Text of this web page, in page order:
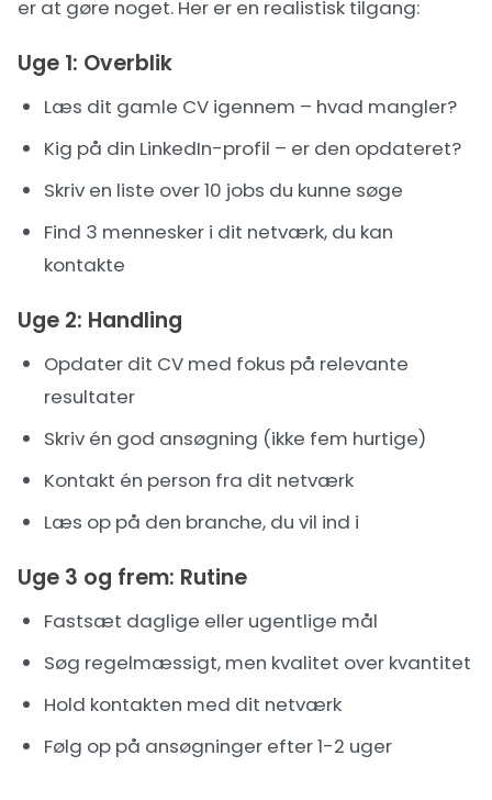
er at gøre noget. Her er en realistisk tilgang:
Uge 1: Overblik
Læs dit gamle CV igennem – hvad mangler?
Kig på din LinkedIn-profil – er den opdateret?
Skriv en liste over 10 jobs du kunne søge
Find 3 mennesker i dit netværk, du kan
kontakte
Uge 2: Handling
Opdater dit CV med fokus på relevante
resultater
Skriv én god ansøgning (ikke fem hurtige)
Kontakt én person fra dit netværk
Læs op på den branche, du vil ind i
Uge 3 og frem: Rutine
Fastsæt daglige eller ugentlige mål
Søg regelmæssigt, men kvalitet over kvantitet
Hold kontakten med dit netværk
Følg op på ansøgninger efter 1-2 uger